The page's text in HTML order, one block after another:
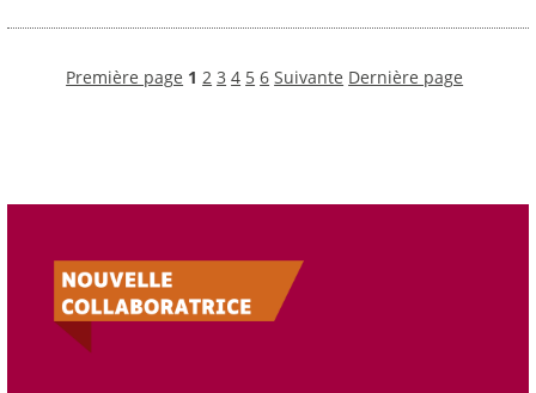
Première page 1 2 3 4 5 6 Suivante Dernière page